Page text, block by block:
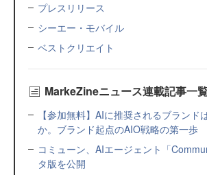
プレスリリース
シーエー・モバイル
ベストクリエイト
MarkeZineニュース連載記事一
【参加無料】AIに推奨されるブランド
か。ブランド起点のAIO戦略の第一歩
コミューン、AIエージェント「
タ版を公開